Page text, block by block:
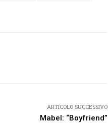
ARTICOLO SUCCESSIVO
Mabel: “Boyfriend”